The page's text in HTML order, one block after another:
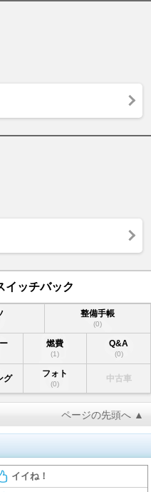
イッチバック
整備手帳
(0)
燃費
(1)
Q&A
(0)
グ フォト
(0)
中古車
ページの先頭へ ▲
イイね！